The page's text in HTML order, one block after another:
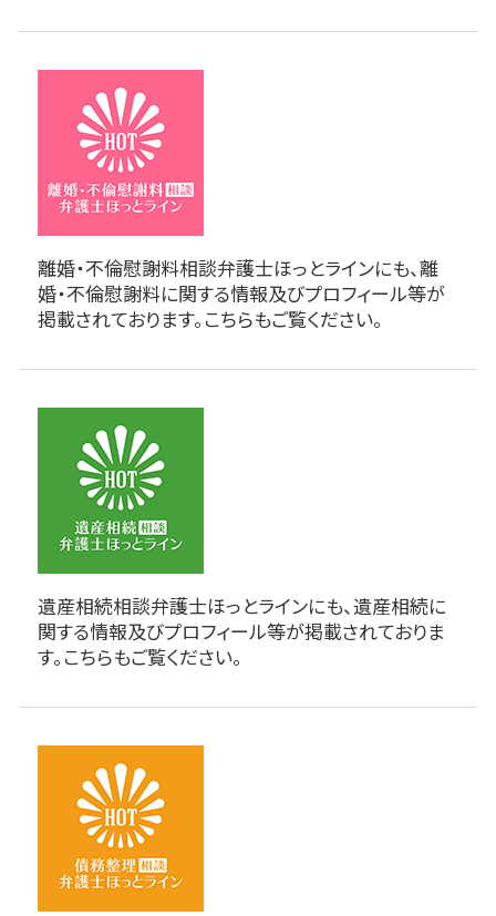
離婚・不倫慰謝料相談弁護士ほっとラインにも、離
婚・不倫慰謝料に関する情報及びプロフィール等が
掲載されております。こちらもご覧ください。
遺産相続相談弁護士ほっとラインにも、遺産相続に
関する情報及びプロフィール等が掲載されておりま
す。こちらもご覧ください。